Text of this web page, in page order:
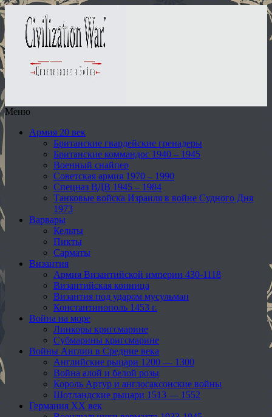
Меню
Армия 20 век
Британские гвардейские гренадеры
Британские коммандос 1940 – 1945
Военный снайпер
Советская армия 1970 – 1990
Спецназ ВДВ 1945 – 1984
Танковые войска Израиля в войне Судного Дня
1973
Варвары
Кельты
Пикты
Сарматы
Византия
Армия Византийской империи 430-1118
Византийская конница
Византия под ударом мусульман
Константинополь 1453 г.
Война на море
Линкоры кригсмарине
Субмарины кригсмарине
Войны Англии в Средние века
Английские рыцари 1200 — 1300
Война алой и белой розы
Король Артур и англосаксонские войны
Шотландские рыцари 1513 — 1552
Германия XX век